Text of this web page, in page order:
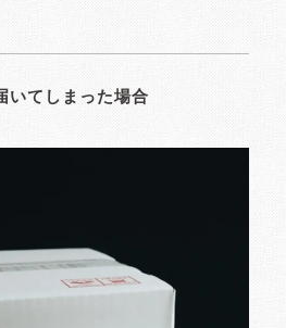
いてしまった場合